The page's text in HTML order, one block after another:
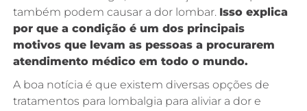
também podem causar a dor lombar. Isso explica
por que a condição é um dos principais
motivos que levam as pessoas a procurarem
atendimento médico em todo o mundo.
A boa notícia é que existem diversas opções de
tratamentos para lombalgia para aliviar a dor e